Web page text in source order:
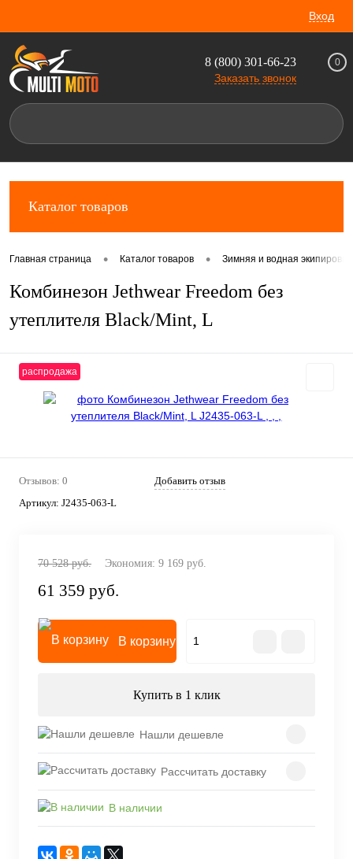
Вход
8 (800) 301-66-23
Заказать звонок
0
Каталог товаров
Главная страница • Каталог товаров • Зимняя и водная
Комбинезон Jethwear Freedom без
утеплителя Black/Mint, L
распродажа
Отзывов: 0
Добавить отзыв
Артикул: J2435-063-L
70 528 руб. Экономия: 9 169 руб.
61 359 руб.
В корзину
Купить в 1 клик
Нашли дешевле
Рассчитать доставку
В наличии